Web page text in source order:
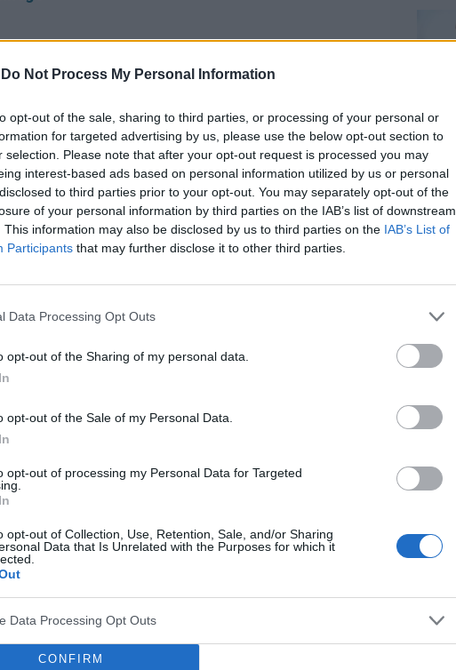
Do Not Process My Personal Information
opt-out of the sale, sharing to third parties, or processing of your personal or
for targeted advertising by us, please use the below opt-out section to
selection. Please note that after your opt-out request is processed you may
interest-based ads based on personal information utilized by us or personal
to third parties prior to your opt-out. You may separately opt-out of the
of your personal information by third parties on the IAB’s list of downstream
This information may also be disclosed by us to third parties on the IAB’s List of
Participants that may further disclose it to other third parties.
Data Processing Opt Outs
opt-out of the Sharing of my personal data.
opt-out of the Sale of my Personal Data.
opt-out of processing my Personal Data for Targeted
opt-out of Collection, Use, Retention, Sale, and/or Sharing
Data that Is Unrelated with the Purposes for which it
Data Processing Opt Outs
CONFIRM
nieżytnosa. Pod wpływem alergenów, które
zapalenia błony śluzowej nosa. Postępująca
nosa komórki mastocytów i bazofilii
jamy nosowej. Alergiczny nieżyt nosa ( katar
które różnicuje się na podstawie czasu
się sezonowo, okazjonalnie. Związane są
objawów zależy od rodzaju alergenu i czasu
objawy utrzymują się ponad cztery
nosa
(kataru siennego) wyróżnia się m.in.:
obfita,